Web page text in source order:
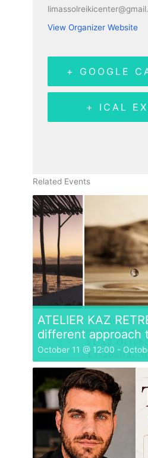
View Organizer Website
+ GOOGLE
+ ICAL
Related Events
ATELIER KAZ
different approach
October 11 @ 12:00 -